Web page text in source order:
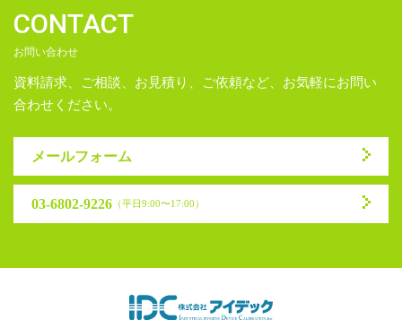
CONTACT
お問い合わせ
資料請求、ご相談、お見積り、ご依頼など、お気軽にお問い
合わせください。
メールフォーム
03-6802-9226 （平日9:00〜17:00）